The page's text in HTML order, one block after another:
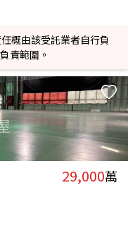
概由該受託業者自行負
責範圍。
29,000萬